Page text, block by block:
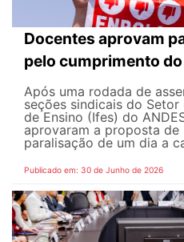
Docentes aprovam
pelo cumprimento
Após uma rodada de
seções sindicais do
de Ensino (Ifes) do
aprovaram a proposta de
paralisação de um dia a
Publicado em: 30 de Junho de 2026